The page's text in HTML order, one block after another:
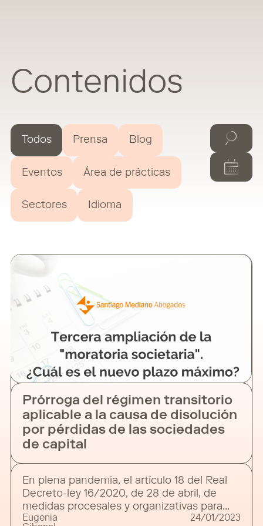
Contenidos
Todos Prensa Blog
Eventos Área de prácticas
Sectores Idioma
Prórroga del régimen transitorio
aplicable a la causa de disolución
por pérdidas de las sociedades
de capital
En plena pandemia, el artículo 18 del Real
Decreto-ley 16/2020, de 28 de abril, de
medidas procesales y organizativas para
hacer frente al COVID-19 en el ámbito de la
Eugenia
24/01/2023